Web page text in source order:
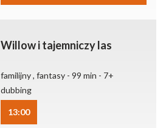
Willow i tajemniczy las
familijny , fantasy - 99 min - 7+
dubbing
13:00